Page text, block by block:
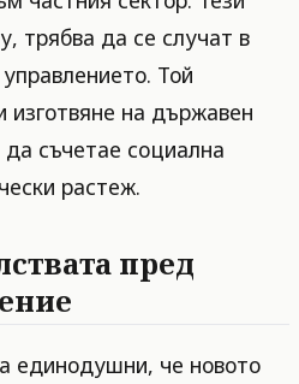
трябва да се случат в
Той
изготвяне на държавен
съчетае социална
растеж.
пред
единодушни, че новото